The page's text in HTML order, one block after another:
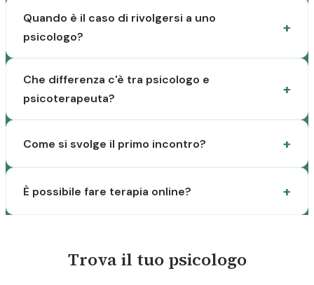
Quando è il caso di rivolgersi a uno
psicologo?
Che differenza c'è tra psicologo e
psicoterapeuta?
Come si svolge il primo incontro?
È possibile fare terapia online?
Trova il tuo psicologo